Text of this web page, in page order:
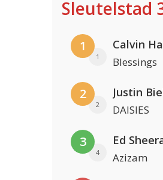
Sleutelstad
1
1
Calvin
Blessings
2
2
Justin
DAISIES
3
4
Ed
Azizam